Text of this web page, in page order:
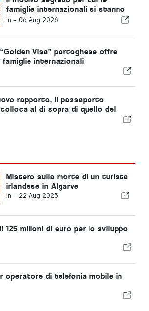
famiglie internazionali si stanno
trasferendo in Portogallo
in - 06 Aug 2026
Visa” portoghese offre
internazionali
rapporto, il passaporto
al di sopra di quello del
Stati Uniti
Mistero sulla morte di un turista
irlandese in Algarve
in - 22 Aug 2025
125 milioni di euro per lo sviluppo
operatore di telefonia mobile in